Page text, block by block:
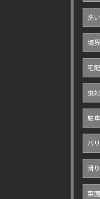
洗
境
宅
虫
駐
バ
滑
菜